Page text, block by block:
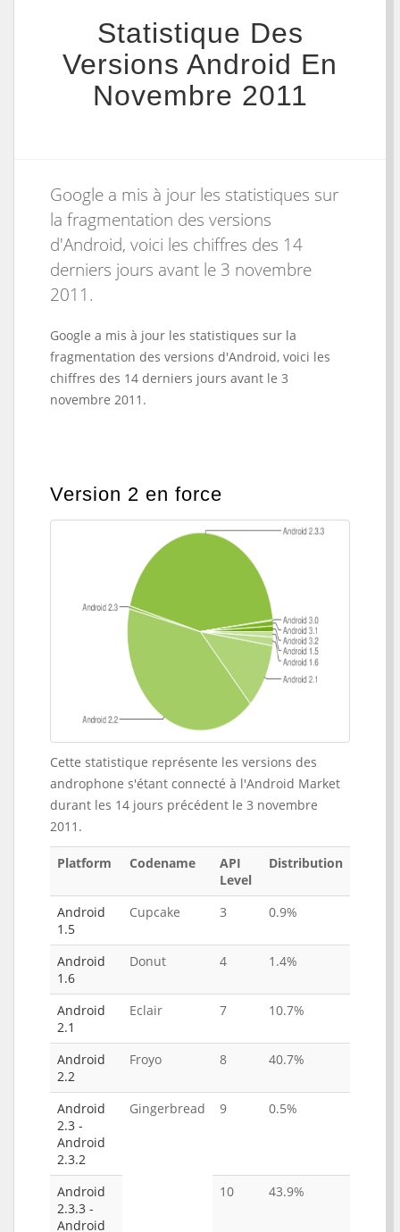
Statistique Des
Versions Android En
Novembre 2011
Google a mis à jour les statistiques sur
la fragmentation des versions
d'Android, voici les chiffres des 14
derniers jours avant le 3 novembre
2011.
Google a mis à jour les statistiques sur la
fragmentation des versions d'Android, voici les
chiffres des 14 derniers jours avant le 3
novembre 2011.
Version 2 en force
Cette statistique représente les versions des
androphone s'étant connecté à l'Android Market
durant les 14 jours précédent le 3 novembre
2011.
Platform Codename
API
Level
Distribution
Android
1.5
Cupcake 3 0.9%
Android
1.6
Donut 4 1.4%
Android
2.1
Eclair 7 10.7%
Android
2.2
Froyo 8 40.7%
Android
2.3 -
Android
2.3.2
Gingerbread 9 0.5%
Android
2.3.3 -
Android
10 43.9%